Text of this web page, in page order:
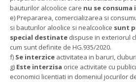
bauturilor alcoolice care nu se
e) Prepararea, comercializarea si
si bauturilor aloolice si nealcoolice sunt
special destinate dispuse in exteriorul
cum sunt definite de HG.935/2020.
f) Se interzice activitatea in baruri,
g) Este interzisa orice activitate cu
economici licentiati in domeniul jocurilor